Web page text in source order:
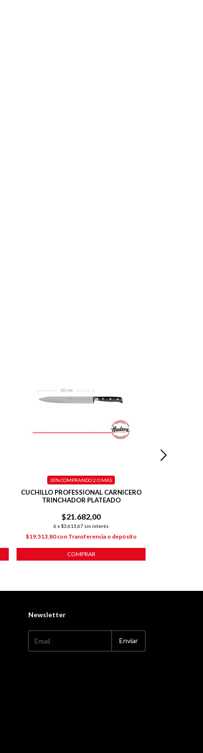
CUCHILLO PROFESSIONAL CARNICERO
TRINCHADOR PLATEADO
$21.682,00
6 x $3.613,67 sin interés
30%COMPRANDO 2 O MÁS
$19.513,80con Transferencia o depósito
COMPRAR
Newsletter